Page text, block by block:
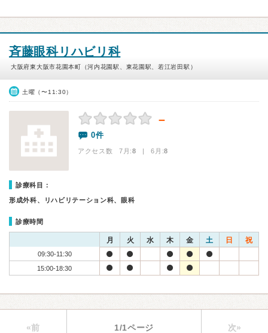
斉藤眼科リハビリ科
大阪府東大阪市花園本町（河内花園駅、東花園駅、若江岩田駅）
土曜（〜11:30）
－
0件
アクセス数 7月:8 | 6月:8
診療科目：
形成外科、リハビリテーション科、眼科
診療時間
月 火 水 木 金 土 日 祝
09:30-11:30
15:00-18:30
«前 1/1ページ 次»